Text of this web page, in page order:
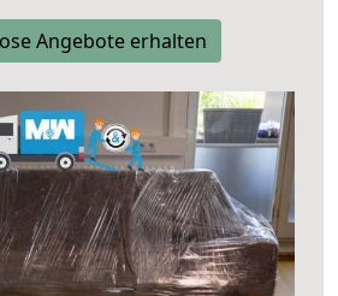
Angebote erhalten